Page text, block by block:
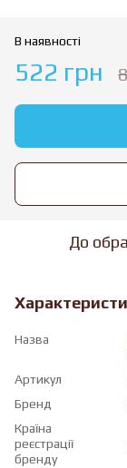
В наявності
522 грн
До
Назва
Артикул
Бренд
Країна
реєстрації
бренду